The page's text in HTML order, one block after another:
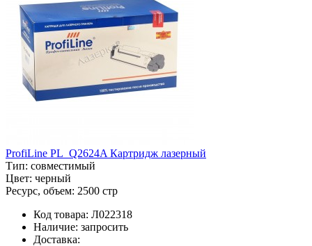
ProfiLine PL_Q2624A Картридж лазерный
Тип: совместимый
Цвет: черный
Ресурс, объем: 2500 стр
Код товара: Л022318
Наличие: запросить
Доставка: